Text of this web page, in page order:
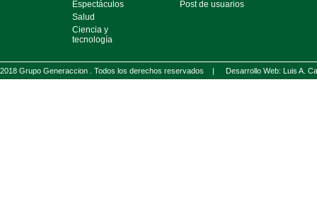
Espectáculos
Salud
Ciencia y
tecnología
Post de usuarios
2018 Grupo Generaccion . Todos los derechos reservados | Desarrollo Web: Luis